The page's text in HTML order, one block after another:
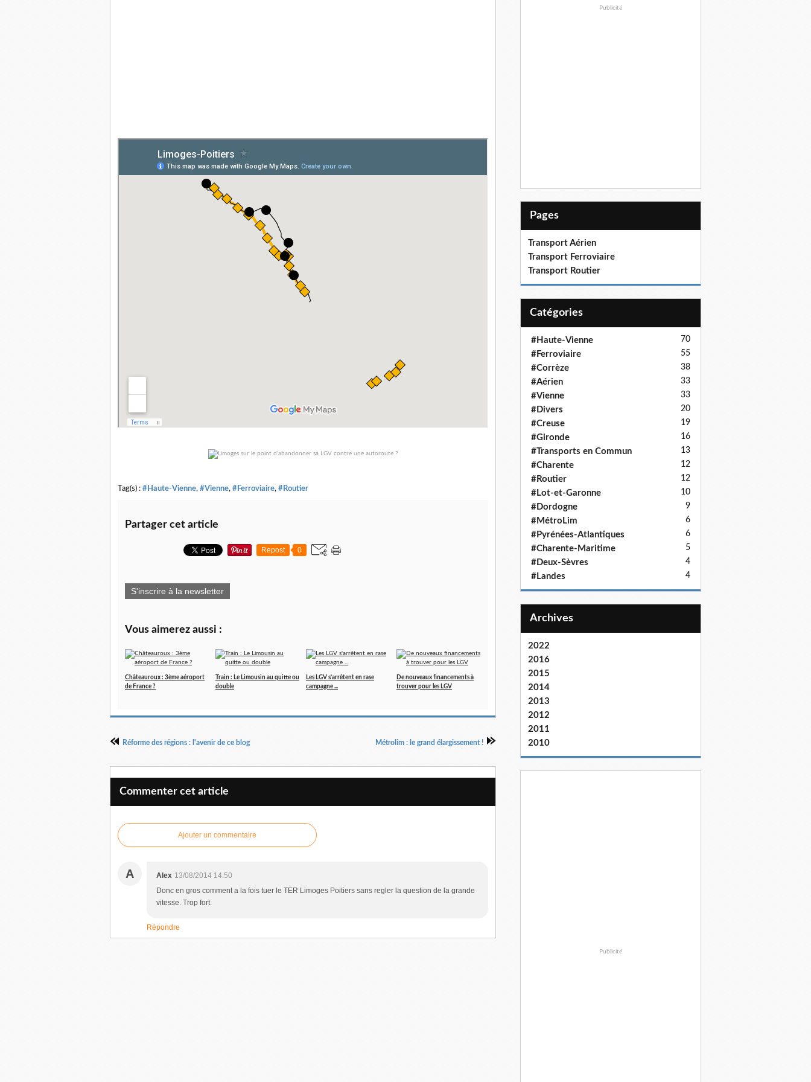
Tag(s) : #Haute-Vienne, #Vienne, #Ferroviaire, #Routier
Partager cet article
Repost 0
S'inscrire à la newsletter
Vous aimerez aussi :
Châteauroux : 3ème aéroport
de France ?
Train : Le Limousin au quitte ou
double
Les LGV s'arrêtent en rase
campagne ...
De nouveaux financements à
trouver pour les LGV
Réforme des régions : l'avenir de ce blog Métrolim : le grand élargissement !
Commenter cet article
Ajouter un commentaire
A Alex 13/08/2014 14:50
Donc en gros comment a la fois tuer le TER Limoges Poitiers sans regler la question de la grande
vitesse. Trop fort.
Répondre
Publicité
Pages
Transport Aérien
Transport Ferroviaire
Transport Routier
Catégories
#Haute-Vienne 70
#Ferroviaire 55
#Corrèze 38
#Aérien 33
#Vienne 33
#Divers 20
#Creuse 19
#Gironde 16
#Transports en Commun 13
#Charente 12
#Routier 12
#Lot-et-Garonne 10
#Dordogne 9
#MétroLim 6
#Pyrénées-Atlantiques 6
#Charente-Maritime 5
#Deux-Sèvres 4
#Landes 4
Archives
2022
2016
2015
2014
2013
2012
2011
2010
Publicité